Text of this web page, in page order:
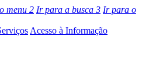
menu 2 Ir para a busca 3 Ir para o
Acesso à Informação